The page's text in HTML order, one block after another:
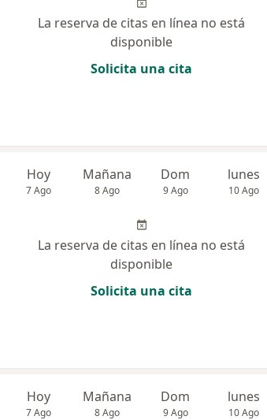
La reserva de citas en línea no está
disponible
Solicita una cita
Hoy
7 Ago
Mañana
8 Ago
Dom
9 Ago
lunes
10 Ago
La reserva de citas en línea no está
disponible
Solicita una cita
Hoy
7 Ago
Mañana
8 Ago
Dom
9 Ago
lunes
10 Ago